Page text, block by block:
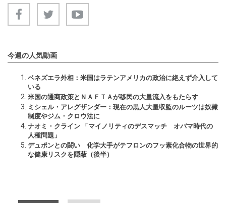
今週の人気動画
ベネズエラ外相：米国はラテンアメリカの政治に絶えず介入して
いる
米国の通商政策とＮＡＦＴＡが移民の大量流入をもたらす
ミシェル・アレグザンダー：現在の黒人大量収監のルーツは奴隷
制度やジム・クロウ法に
ナオミ・クライン 「マイノリティのデスマッチ オバマ時代の
人種問題」
デュポンとの闘い 化学大手がテフロンのフッ素化合物の世界的
な健康リスクを隠蔽（後半）